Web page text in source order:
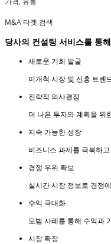
M&A 타겟 검색
당사의 컨설팅 서비스를 통
새로운 기회 발굴
미개척 시장 및 신흥 트렌
전략적 의사결정
더 나은 투자와 계획을 위
지속 가능한 성장
비즈니스 과제를 극복하
경쟁 우위 확보
실시간 시장 정보로 경쟁
수익 극대화
모범 사례를 통해 수익과
시장 확장